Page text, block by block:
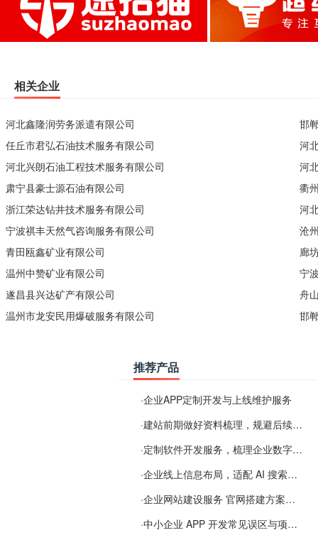
相关企业
河北鑫隆润劳务派遣有限公司
任丘市君弘石油技术服务有限公司
河北兴朗石油工程技术服务有限公司
肃宁县豪士源石油有限公司
浙江荣达钻井技术服务有限公司
宁波祺丰天然气咨询服务有限公司
青田瓯鑫矿业有限公司
温州中赞矿业有限公司
遂昌县兴达矿产有限公司
温州市龙安民用爆破服务有限公司
邯
河
河
衢
河
沧
廊
宁
舟
邯
推荐产品
·企业APP定制开发与上线维护服务
·建站前期做好资料梳理，规避后续各类使用难题
·定制软件开发服务，梳理企业数字化落地常见难点
·企业线上信息布局，适配 AI 搜索需要留意这些要点
·企业网站建设服务 官网搭建方案经验分享
·中小企业 APP 开发常见误区与项目规划实用经验